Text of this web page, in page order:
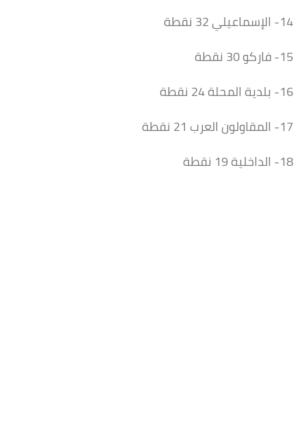
14- الإسماعيلي 32 نقطة
15- فاركو 30 نقطة
16- بلدية المحلة 24 نقطة
17- المقاولون العرب 21 نقطة
18- الداخلية 19 نقطة